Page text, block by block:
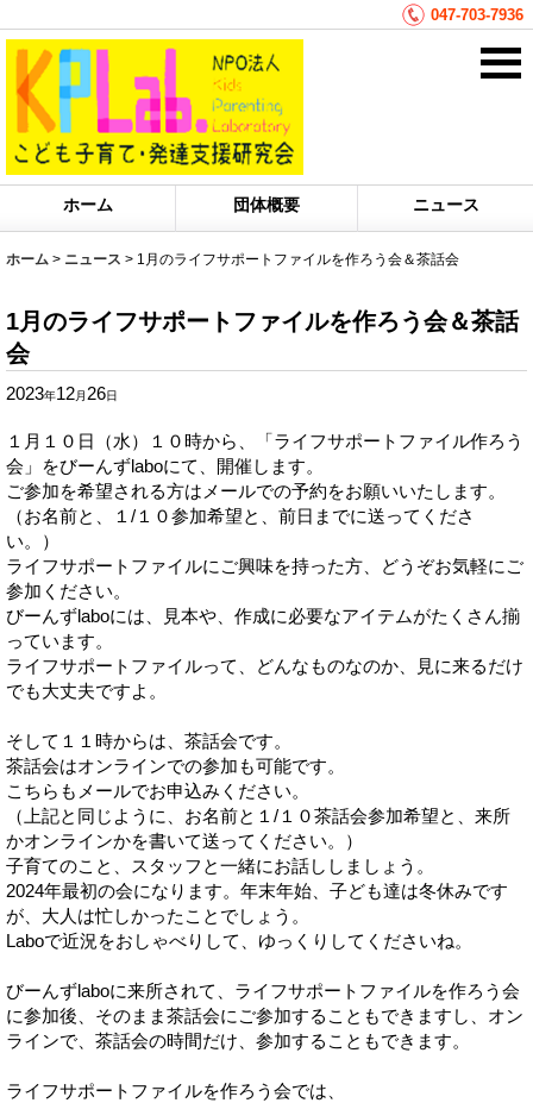
047-703-7936
ホーム 団体概要 ニュース
ホーム > ニュース > 1月のライフサポートファイルを作ろう会＆茶話会
1月のライフサポートファイルを作ろう会＆茶話
会
2023年12月 26日
１月１０日（水）１０時から、「ライフサポートファイル作ろう
会」をびーんずlaboにて、開催します。
ご参加を希望される方はメールでの予約をお願いいたします。
（お名前と、１/１０参加希望と、前日までに送ってくださ
い。）
ライフサポートファイルにご興味を持った方、どうぞお気軽にご
参加ください。
びーんずlaboには、見本や、作成に必要なアイテムがたくさん揃
っています。
ライフサポートファイルって、どんなものなのか、見に来るだけ
でも大丈夫ですよ。
そして１１時からは、茶話会です。
茶話会はオンラインでの参加も可能です。
こちらもメールでお申込みください。
（上記と同じように、お名前と１/１０茶話会参加希望と、来所
かオンラインかを書いて送ってください。）
子育てのこと、スタッフと一緒にお話ししましょう。
2024年最初の会になります。年末年始、子ども達は冬休みです
が、大人は忙しかったことでしょう。
Laboで近況をおしゃべりして、ゆっくりしてくださいね。
びーんずlaboに来所されて、ライフサポートファイルを作ろう会
に参加後、そのまま茶話会にご参加することもできますし、オン
ラインで、茶話会の時間だけ、参加することもできます。
ライフサポートファイルを作ろう会では、